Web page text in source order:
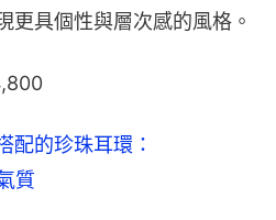
更具個性與層次感的風格。
配的珍珠耳環：
質